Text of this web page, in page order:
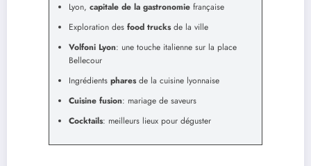
Lyon, capitale de la gastronomie française
Exploration des food trucksde la ville
Volfoni Lyon: une touche italienne sur la place
Bellecour
Ingrédients pharesde la cuisine lyonnaise
Cuisine fusion: mariage de saveurs
Cocktails: meilleurs lieux pour déguster